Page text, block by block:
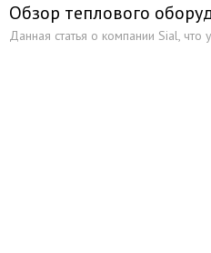
Обзор теплового
Данная статья о компании Sial, что